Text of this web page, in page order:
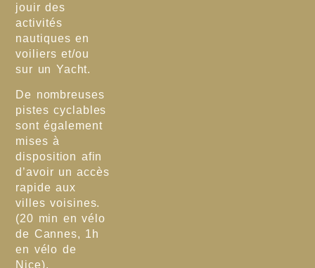
jouir des
activités
nautiques en
voiliers et/ou
sur un Yacht.
De nombreuses
pistes cyclables
sont également
mises à
disposition afin
d’avoir un accès
rapide aux
villes voisines.
(20 min en vélo
de Cannes, 1h
en vélo de
Nice).